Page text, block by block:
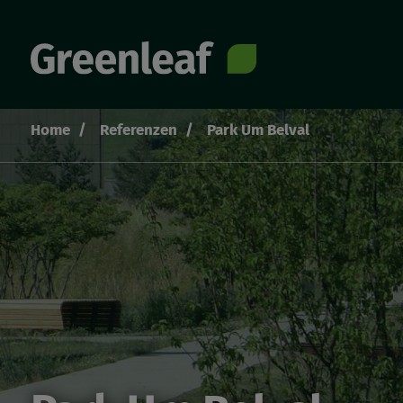
Inhalt
Pfadnavigation
Home Referenzen Park Um Belval